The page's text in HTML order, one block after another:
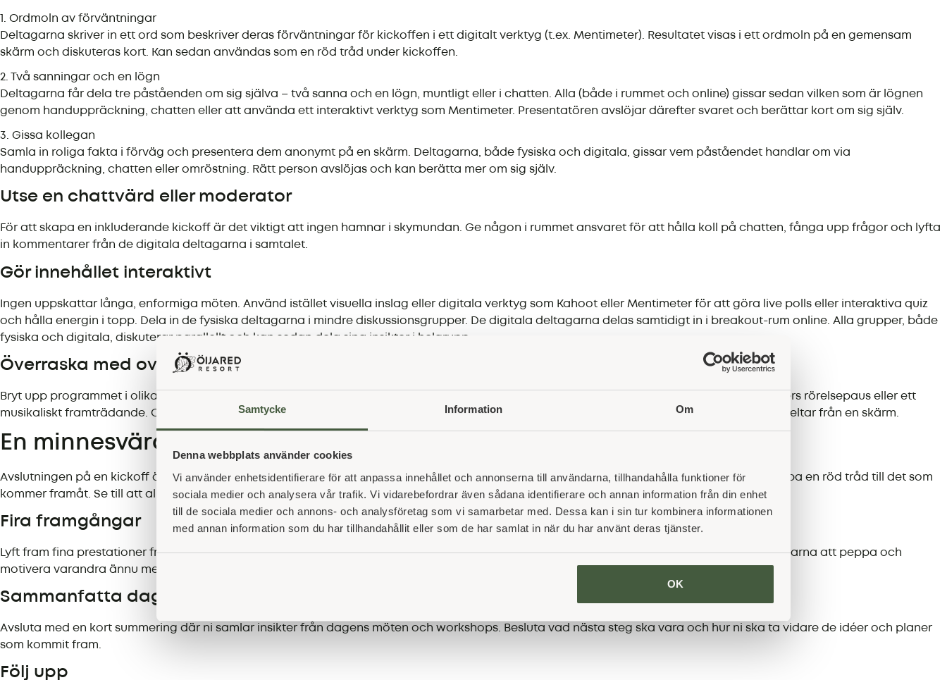
Samtycke Information Om
Denna webbplats använder cookies
Vi använder enhetsidentifierare för att anpassa innehållet och annonserna till användarna, tillhandahålla funktioner för
sociala medier och analysera vår trafik. Vi vidarebefordrar även sådana identifierare och annan information från din enhet
till de sociala medier och annons- och analysföretag som vi samarbetar med. Dessa kan i sin tur kombinera informationen
med annan information som du har tillhandahållit eller som de har samlat in när du har använt deras tjänster.
OK
1. Ordmoln av förväntningar
Deltagarna skriver in ett ord som beskriver deras förväntningar för kickoffen i ett digitalt verktyg (t.ex. Mentimeter). Resultatet visas i ett ordmoln på en gemensam
skärm och diskuteras kort. Kan sedan användas som en röd tråd under kickoffen.
2. Två sanningar och en lögn
Deltagarna får dela tre påståenden om sig själva – två sanna och en lögn, muntligt eller i chatten. Alla (både i rummet och online) gissar sedan vilken som är lögnen
genom handuppräckning, chatten eller att använda ett interaktivt verktyg som Mentimeter. Presentatören avslöjar därefter svaret och berättar kort om sig själv.
3. Gissa kollegan
Samla in roliga fakta i förväg och presentera dem anonymt på en skärm. Deltagarna, både fysiska och digitala, gissar vem påståendet handlar om via
handuppräckning, chatten eller omröstning. Rätt person avslöjas och kan berätta mer om sig själv.
Utse en chattvärd eller moderator
För att skapa en inkluderande kickoff är det viktigt att ingen hamnar i skymundan. Ge någon i rummet ansvaret för att hålla koll på chatten, fånga upp frågor och lyfta
in kommentarer från de digitala deltagarna i samtalet.
Gör innehållet interaktivt
Ingen uppskattar långa, enformiga möten. Använd istället visuella inslag eller digitala verktyg som Kahoot eller Mentimeter för att göra live polls eller interaktiva quiz
och hålla energin i topp. Dela in de fysiska deltagarna i mindre diskussionsgrupper. De digitala deltagarna delas samtidigt in i breakout-rum online. Alla grupper, både
fysiska och digitala, diskuterar parallellt och kan sedan dela sina insikter i helgrupp.
Överraska med oväntade inslag
Bryt upp programmet i olika delar för att skapa dynamik. Ett mer lågmält möte kan till exempel varvas med inspirerande föreläsare, 5-minuters rörelsepaus eller ett
musikaliskt framträdande. Och kom ihåg att planera in flera pauser i programmet för att hålla uppe ork och motivation, även för dem som deltar från en skärm.
En minnesvärd avslutning
Avslutningen på en kickoff är lika viktig som starten. Det är sista chansen att förstärka känslan av gemenskap, inspirera deltagarna och skapa en röd tråd till det som
kommer framåt. Se till att alla lämnar mötet med ny energi och en tydlig bild av vad som väntar härnäst.
Fira framgångar
Lyft fram fina prestationer från året som gått. Att synliggöra framgångar, både stora och små, stärker teamkänslan och kan inspirera deltagarna att peppa och
motivera varandra ännu mer.
Sammanfatta dagen
Avsluta med en kort summering där ni samlar insikter från dagens möten och workshops. Besluta vad nästa steg ska vara och hur ni ska ta vidare de idéer och planer
som kommit fram.
Följ upp